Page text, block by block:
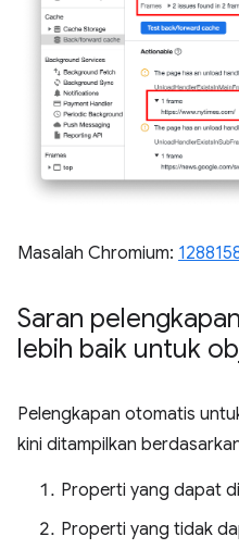
Masalah Chromium:
Saran
lebih baik untuk
Pelengkapan otomatis
kini ditampilkan
Properti yang dapat
Properti yang tidak